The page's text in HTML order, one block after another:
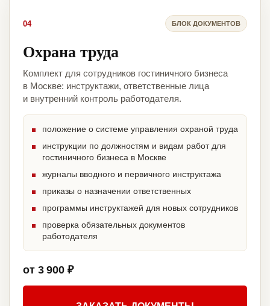
04 БЛОК ДОКУМЕНТОВ
Охрана труда
Комплект для сотрудников гостиничного бизнеса
в Москве: инструктажи, ответственные лица
и внутренний контроль работодателя.
положение о системе управления охраной труда
инструкции по должностям и видам работ для
гостиничного бизнеса в Москве
журналы вводного и первичного инструктажа
приказы о назначении ответственных
программы инструктажей для новых сотрудников
проверка обязательных документов
работодателя
от 3 900 ₽